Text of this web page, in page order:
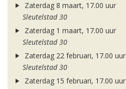
Zaterdag 8 maart, 17.00 uur
Sleutelstad 30
Zaterdag 1 maart, 17.00 uur
Sleutelstad 30
Zaterdag 22 februari, 17.00 uur
Sleutelstad 30
Zaterdag 15 februari, 17.00 uur